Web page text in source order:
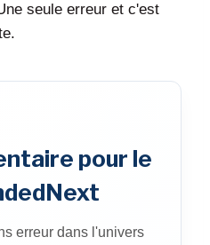
seule erreur et c'est
pour le
erreur dans l'univers